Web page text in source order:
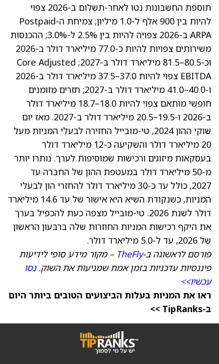
תוספת החשבונות נטו לאחר-תשלום ב-2026 צפוי
להיות בין 900 אלף ל-1.0 מיליון; צמיחת ה-Postpaid
ARPA ב-2026 צפויה להיות בין 2.5% ל-3.0%; ההכנסות
משירותים צפויות להיות כ-77.0 מיליארד דולר ב-2026
וכ-80.5–81.5 מיליארד דולר ב-2027; Core Adjusted
EBITDA צפוי להיות 37.0–37.5 מיליארד דולר ב-2026
ו-40.0–41.0 מיליארד דולר ב-2027; תזרים מזומנים
חופשי מותאם צפוי להיות 18.0–18.7 מיליארד דולר
ב-2026 ו-19.5–20.5 מיליארד דולר ב-2027. מאז יום
שוקי ההון 2024, טי-מובייל החזירה לבעלי המניות מעל
20 מיליארד דולר והשקיעה כ-12 מיליארד דולר
בעסקאות מיזוגים ורכישות שמוסיפות לערך. נותרו יותר
מ-50 מיליארד דולר במעטפת ההון של החברה עד
2027, כולל עד כ-30 מיליארד דולר להחזרי הון לבעלי
המניות, כשנקודת השיא היא אישור של עד 14.6 מיליארד
דולר לשנת 2026. טי-מובייל מצפה כעת להכפיל בערך
את היקף רכישות המניות החוזרות שלה ברבעון הראשון
של 2026, עד ל-5.0 מיליארד דולר.
פורסם לראשונה ב-TheFly – מקור מידע סופי לידיעות
פיננסיות עדכניות בזמן אמת שמניעות את השוק.נסו
עכשיו>>
ראו את המניות בעלות הביצועים הטובים ביותר היום
ב-TipRanks >>